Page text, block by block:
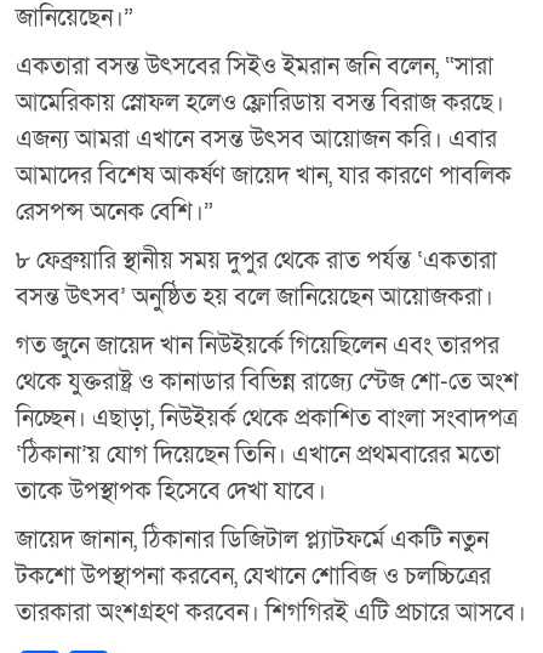
জানিয়েছেন।”
একতারা বসন্ত উৎসবের সিইও ইমরান জনি বলেন, “সারা
আমেরিকায় স্নোফল হলেও ফ্লোরিডায় বসন্ত বিরাজ করছে।
এজন্য আমরা এখানে বসন্ত উৎসব আয়োজন করি। এবার
আমাদের বিশেষ আকর্ষণ জায়েদ খান, যার কারণে পাবলিক
রেসপন্স অনেক বেশি।”
৮ ফেব্রুয়ারি স্থানীয় সময় দুপুর থেকে রাত পর্যন্ত ‘একতারা
বসন্ত উৎসব’ অনুষ্ঠিত হয় বলে জানিয়েছেন আয়োজকরা।
গত জুনে জায়েদ খান নিউইয়র্কে গিয়েছিলেন এবং তারপর
থেকে যুক্তরাষ্ট্র ও কানাডার বিভিন্ন রাজ্যে স্টেজ শো-তে অংশ
নিচ্ছেন। এছাড়া, নিউইয়র্ক থেকে প্রকাশিত বাংলা সংবাদপত্র
‘ঠিকানা’য় যোগ দিয়েছেন তিনি। এখানে প্রথমবারের মতো
তাকে উপস্থাপক হিসেবে দেখা যাবে।
জায়েদ জানান, ঠিকানার ডিজিটাল প্ল্যাটফর্মে একটি নতুন
টকশো উপস্থাপনা করবেন, যেখানে শোবিজ ও চলচ্চিত্রের
তারকারা অংশগ্রহণ করবেন। শিগগিরই এটি প্রচারে আসবে।